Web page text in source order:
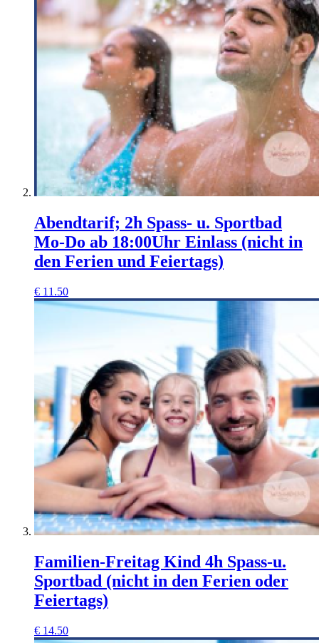
Abendtarif; 2h Spass- u. Sportbad
Mo-Do ab 18:00Uhr Einlass (nicht in
den Ferien und Feiertags)
€ 11.50
Familien-Freitag Kind 4h Spass-u.
Sportbad (nicht in den Ferien oder
Feiertags)
€ 14.50